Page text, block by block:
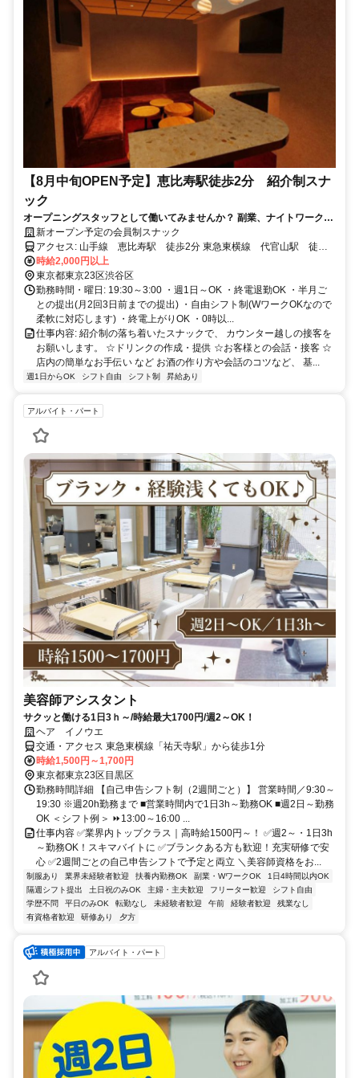
【8月中旬OPEN予定】恵比寿駅徒歩2分 紹介制スナ
ック
オープニングスタッフとして働いてみませんか？ 副業、ナイトワーク未
経験の方も大歓迎！ みんなスタートが一緒なので安心して働けますよ♪
週1日〜OK！
新オープン予定の会員制スナック
アクセス: 山手線 恵比寿駅 徒歩2分 東急東横線 代官山駅 徒歩
10分 湘南新宿ライン(宇都宮・横須賀線) 渋谷駅
時給2,000円以上
東京都東京23区渋谷区
勤務時間・曜日: 19:30～3:00 ・週1日～OK ・終電退勤OK ・半月ご
との提出(月2回3日前までの提出) ・自由シフト制(WワークOKなので
柔軟に対応します) ・終電上がりOK ・0時以...
仕事内容: 紹介制の落ち着いたスナックで、 カウンター越しの接客を
お願いします。 ☆ドリンクの作成・提供 ☆お客様との会話・接客 ☆
店内の簡単なお手伝い など お酒の作り方や会話のコツなど、 基...
週1日からOK シフト自由 シフト制 昇給あり
アルバイト・パート
美容師アシスタント
サクッと働ける1日3ｈ～/時給最大1700円/週2～OK！
ヘア イノウエ
交通・アクセス 東急東横線「祐天寺駅」から徒歩1分
時給1,500円～1,700円
東京都東京23区目黒区
勤務時間詳細 【自己申告シフト制（2週間ごと）】 営業時間／9:30～
19:30 ※週20h勤務まで ■営業時間内で1日3h～勤務OK ■週2日～勤務
OK ＜シフト例＞ ⏩13:00～16:00 ...
仕事内容 ✅業界内トップクラス｜高時給1500円～！ ✅週2～・1日3h
～勤務OK！スキマバイトに ✅ブランクある方も歓迎！充実研修で安
心 ✅2週間ごとの自己申告シフトで予定と両立 ＼美容師資格をお...
制服あり 業界未経験者歓迎 扶養内勤務OK 副業・WワークOK
1日4時間以内OK
隔週シフト提出
土日祝のみOK 主婦・主夫歓迎 フリーター歓迎
シフト自由
学歴不問
平日のみOK 転勤なし 未経験者歓迎 午前 経験者歓迎
残業なし
有資格者歓迎
研修あり 夕方
アルバイト・パート